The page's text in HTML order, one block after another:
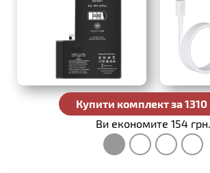
Купити комплект за 1310
Ви економите 154 грн.